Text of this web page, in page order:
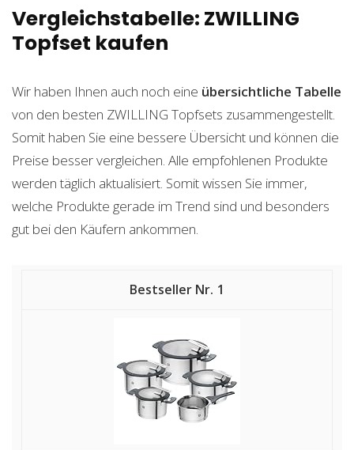
Vergleichstabelle: ZWILLING
Topfset kaufen
Wir haben Ihnen auch noch eine übersichtliche Tabelle
von den besten ZWILLING Topfsets zusammengestellt.
Somit haben Sie eine bessere Übersicht und können die
Preise besser vergleichen. Alle empfohlenen Produkte
werden täglich aktualisiert. Somit wissen Sie immer,
welche Produkte gerade im Trend sind und besonders
gut bei den Käufern ankommen.
1